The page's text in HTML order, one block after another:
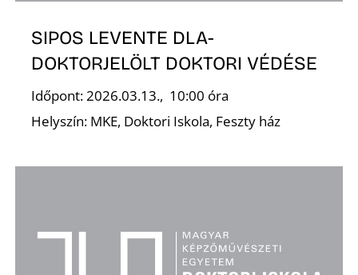
SIPOS LEVENTE DLA-
DOKTORJELÖLT DOKTORI VÉDÉSE
Időpont: 2026.03.13., 10:00 óra
Helyszín: MKE, Doktori Iskola, Feszty ház